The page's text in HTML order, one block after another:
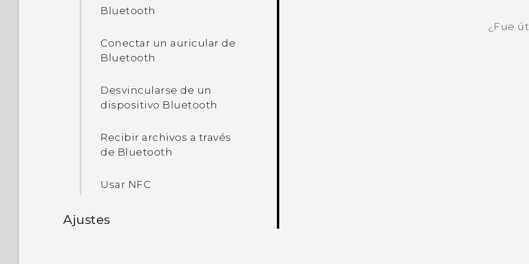
Conozca la configuración
Elegir un diseño de la
Reenviar un mensaje
Copiar archivos entre HTC
Liberar espacio de
Desactivar la tarjeta de
Bluetooth
Conectar un auricular de
Bluetooth
Desvincularse de un
dispositivo Bluetooth
Recibir archivos a través
de Bluetooth
Usar NFC
Ajustes
¿Fue